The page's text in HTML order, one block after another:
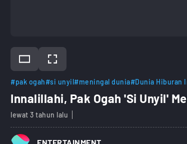
#pak ogah#si unyil#meningal dunia#Dunia Hiburan
Innalillahi, Pak Ogah 'Si Unyil'
lewat 3 tahun lalu